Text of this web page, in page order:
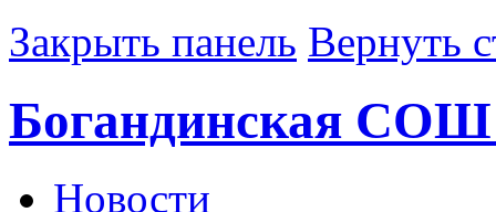
Закрыть панель Вернуть
Богандинская
Новости